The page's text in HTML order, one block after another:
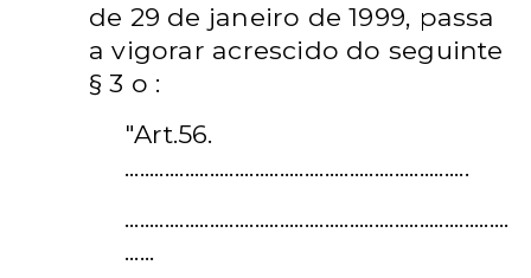
de 29 de janeiro de 1999, passa
a vigorar acrescido do seguinte
§ 3 o :
"Art.56.
.....................................................................
.............................................................................
......